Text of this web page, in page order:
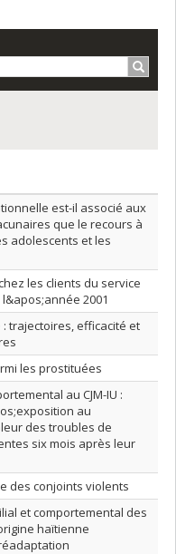
est-il associé aux
que le recours à
adolescents et les
les clients du service
2001
trajectoires, efficacité et
les prostituées
au CJM-IU :
au
des troubles de
six mois après leur
des conjoints violents
et comportemental des
haïtienne